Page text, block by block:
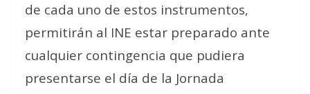
de cada uno de estos instrumentos,
permitirán al INE estar preparado ante
cualquier contingencia que pudiera
presentarse el día de la Jornada